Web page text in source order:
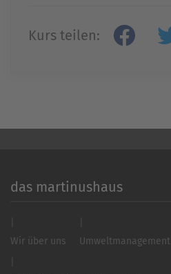
Kurs teilen:
das martinushaus
Wir über uns Umweltmanagement